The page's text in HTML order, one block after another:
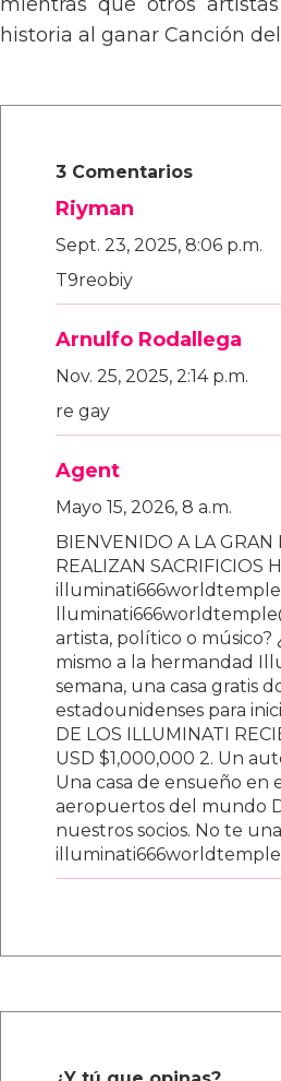
historia al ganar Canción
3 Comentarios
Riyman
Sept. 23, 2025, 8:06 p.m.
T9reobiy
Arnulfo Rodallega
Nov. 25, 2025, 2:14 p.m.
re gay
Agent
Mayo 15, 2026, 8 a.m.
BIENVENIDO A LA
REALIZAN SACRIFICIOS
artista, político o músico?
mismo a la hermandad
semana, una casa gratis
estadounidenses para
DE LOS ILLUMINATI
USD $1,000,000 2. Un
Una casa de ensueño en
aeropuertos del mundo
nuestros socios. No te